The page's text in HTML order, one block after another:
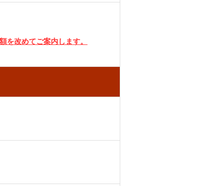
を改めてご案内します。